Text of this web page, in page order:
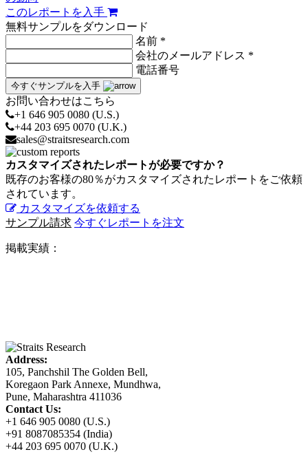
このレポートを入手
無料サンプルをダウンロード
名前 *
会社のメールアドレス *
電話番号
今すぐサンプルを入手
お問い合わせはこちら
+1 646 905 0080 (U.S.)
+44 203 695 0070 (U.K.)
sales@straitsresearch.com
カスタマイズされたレポートが必要ですか？
既存のお客様の80％がカスタマイズされたレポートをご依頼
されています。
カスタマイズを依頼する
サンプル請求 今すぐレポートを注文
掲載実績：
Address:
105, Panchshil The Golden Bell,
Koregaon Park Annexe, Mundhwa,
Pune, Maharashtra 411036
Contact Us:
+1 646 905 0080 (U.S.)
+91 8087085354 (India)
+44 203 695 0070 (U.K.)